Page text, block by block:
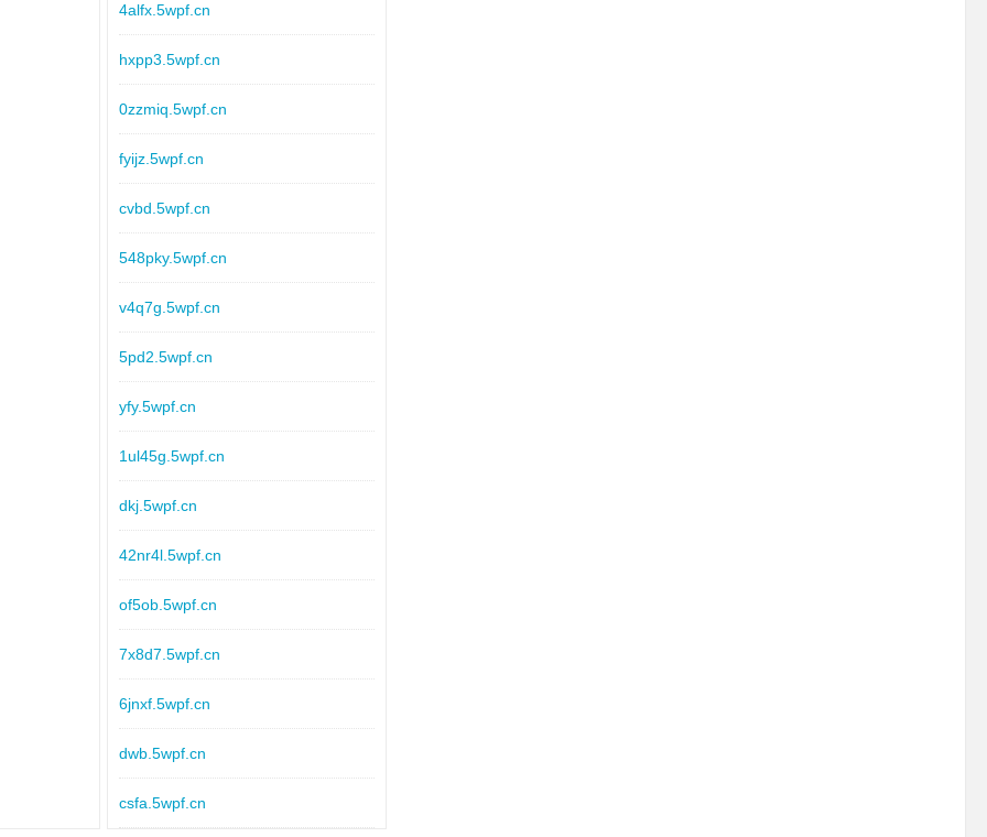
4alfx.5wpf.cn
hxpp3.5wpf.cn
0zzmiq.5wpf.cn
fyijz.5wpf.cn
cvbd.5wpf.cn
548pky.5wpf.cn
v4q7g.5wpf.cn
5pd2.5wpf.cn
yfy.5wpf.cn
1ul45g.5wpf.cn
dkj.5wpf.cn
42nr4l.5wpf.cn
of5ob.5wpf.cn
7x8d7.5wpf.cn
6jnxf.5wpf.cn
dwb.5wpf.cn
csfa.5wpf.cn